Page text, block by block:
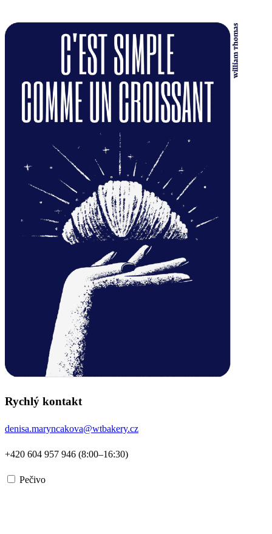
Rychlý kontakt
denisa.maryncakova@wtbakery.cz
+420 604 957 946 (8:00–16:30)
Pečivo